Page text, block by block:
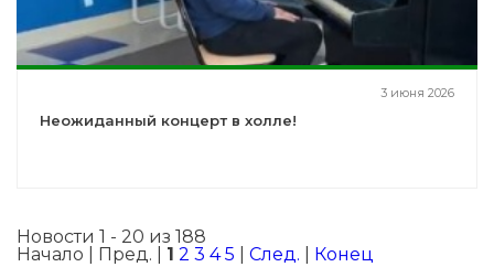
3 июня 2026
Неожиданный концерт в холле!
Новости 1 - 20 из 188
Начало | Пред. | 1 2 3 4 5 След. Конец